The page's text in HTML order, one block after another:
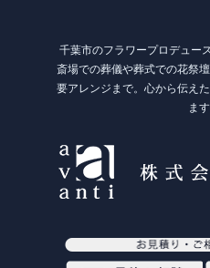
千葉市のフラワープロデュー
斎場での葬儀や葬式での花祭
要アレンジまで。心から伝え
ます